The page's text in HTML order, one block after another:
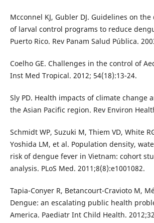
Mcconnel KJ, Gubler DJ. Guidelines on
of larval control programs to reduce
Puerto Rico. Rev Panam Salud Pública.
Coelho GE. Challenges in the control of
Inst Med Tropical. 2012; 54(18):13-24.
Sly PD. Health impacts of climate change
the Asian Pacific region. Rev Environ
Schmidt WP, Suzuki M, Thiem VD, White
Yoshida LM, et al. Population density,
risk of dengue fever in Vietnam: cohort
analysis. PLoS Med. 2011;8(8):e1001082.
Tapia-Conyer R, Betancourt-Cravioto M,
Dengue: an escalating public health
America. Paediatr Int Child Health.